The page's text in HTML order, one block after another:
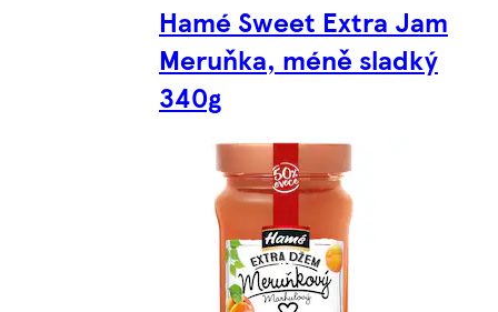
Hamé Sweet Extra Jam
Meruňka, méně sladký
340g